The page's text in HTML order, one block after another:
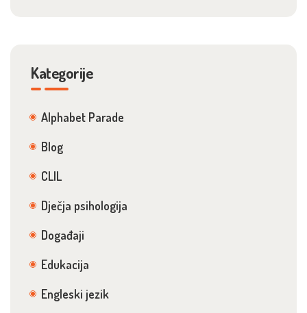
Kategorije
Alphabet Parade
Blog
CLIL
Dječja psihologija
Događaji
Edukacija
Engleski jezik